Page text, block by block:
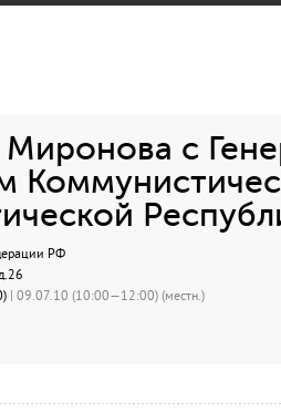
Миронова с
РФ
| 09.07.10 (10:00—12:00) (местн.)